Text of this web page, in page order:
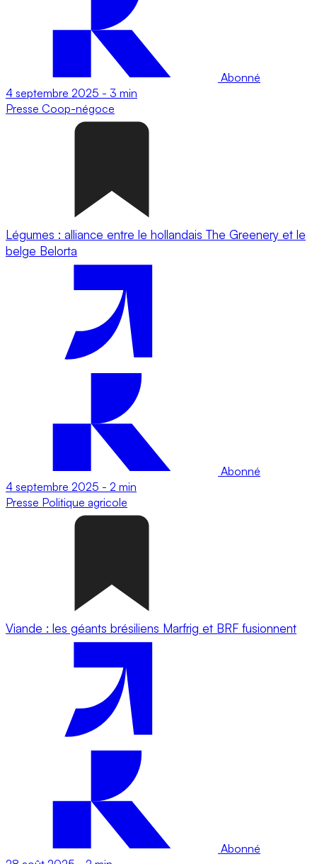
Abonné
4 septembre 2025 - 3 min
Presse Coop-négoce
Légumes : alliance entre le hollandais The Greenery et le
belge Belorta
Abonné
4 septembre 2025 - 2 min
Presse Politique agricole
Viande : les géants brésiliens Marfrig et BRF fusionnent
Abonné